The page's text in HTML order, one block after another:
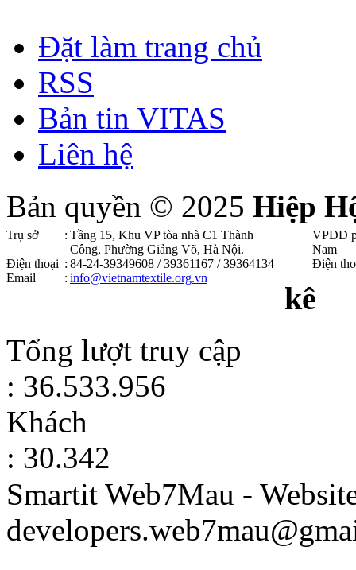
Đặt làm trang chủ
RSS
Bản tin VITAS
Liên hệ
Bản quyền © 2025 Hiệp
Trụ sở : Tầng 15, Khu VP tòa nhà C1 Thành
Công, Phường Giảng Võ, Hà Nội .
Điện thoại : 84-24-39349608 / 39361167 / 39364134
Email
: info@vietnamtextile.org.vn
VPĐD
Nam
Điện
kê
Tổng lượt truy cập
: 36.533.956
Khách
: 30.342
Smartit Web7Mau -